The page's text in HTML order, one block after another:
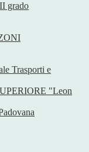
grado
Trasporti e
"Leon